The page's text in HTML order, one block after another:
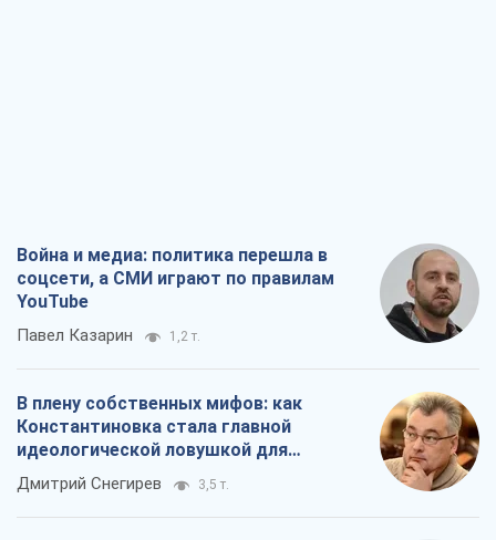
Война и медиа: политика перешла в
соцсети, а СМИ играют по правилам
YouTube
Павел Казарин 1,2 т.
В плену собственных мифов: как
Константиновка стала главной
идеологической ловушкой для
российских оккупантов
Дмитрий Снегирев 3,5 т.